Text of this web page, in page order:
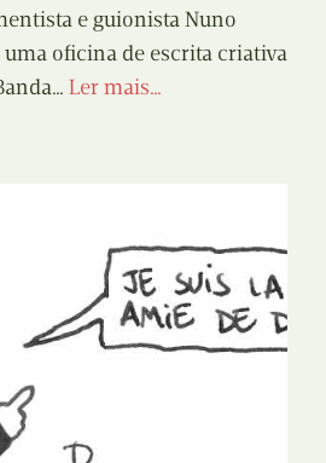
e guionista Nuno
oficina de escrita criativa
Ler mais…